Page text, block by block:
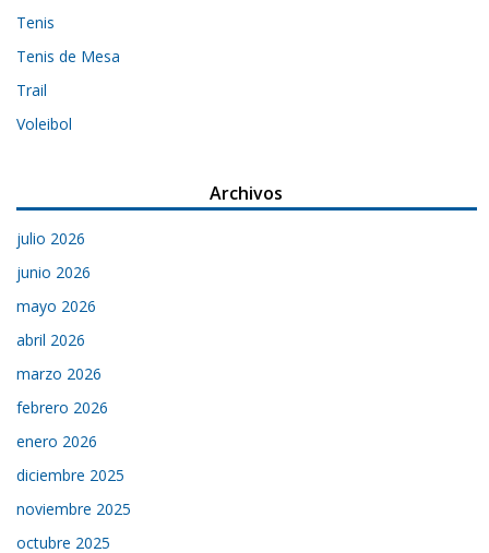
Tenis
Tenis de Mesa
Trail
Voleibol
Archivos
julio 2026
junio 2026
mayo 2026
abril 2026
marzo 2026
febrero 2026
enero 2026
diciembre 2025
noviembre 2025
octubre 2025